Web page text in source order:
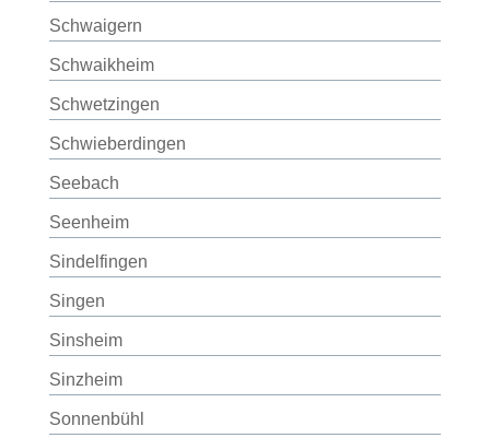
Schwaigern
Schwaikheim
Schwetzingen
Schwieberdingen
Seebach
Seenheim
Sindelfingen
Singen
Sinsheim
Sinzheim
Sonnenbühl